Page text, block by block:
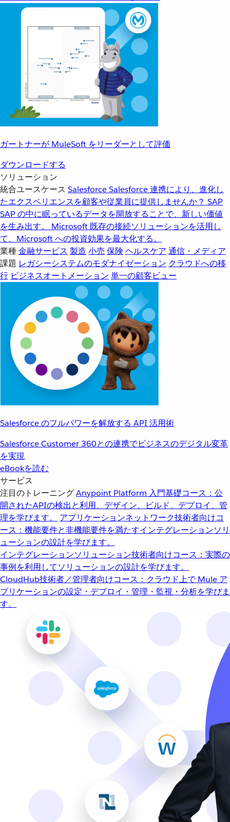
ガートナーが MuleSoft をリーダーとして評価
ダウンロードする
ソリューション
統合ユースケース SalesforceSalesforce 連携により、進化し
たエクスペリエンスを顧客や従業員に提供しませんか？ SAP
SAP の中に眠っているデータを開放することで、新しい価値
を生み出す。
Microsoft 既存の接続ソリューションを活用し
て、Microsoft への投資効果を最大化する。
業種金融サービス 製造 小売 保険 ヘルスケア 通信・メディア
課題 レガシーシステムのモダナイゼーション クラウドへの移
行 ビジネスオートメーション 単一の顧客ビュー
Salesforce のフルパワーを解放する API 活用術
Salesforce Customer 360との連携でビジネスのデジタル変革
を実現
eBookを読む
サービス
注目のトレーニングAnypoint Platform 入門基礎コース：公
開されたAPIの検出と利用、デザイン、ビルド、デプロイ、管
理を学びます。
アプリケーションネットワーク技術者向けコ
ース：機能要件と非機能要件を満たすインテグレーションソリ
ューションの設計を学びます。
インテグレーションソリューション技術者向けコース：実際の
事例を利用してソリューションの設計を学びます。
CloudHub技術者／管理者向けコース：クラウド上で Mule ア
プリケーションの設定・デプロイ・管理・監視・分析を学びま
す。